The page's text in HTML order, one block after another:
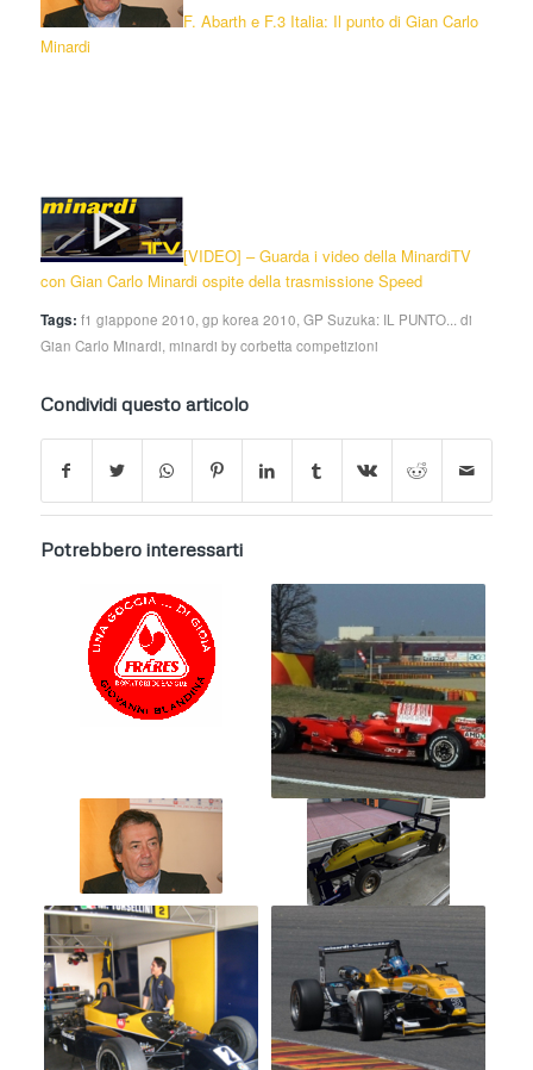
F. Abarth e F.3 Italia: Il punto di Gian Carlo
Minardi
[VIDEO] – Guarda i video della MinardiTV
con Gian Carlo Minardi ospite della trasmissione Speed
Tags: f1 giappone 2010,gp korea 2010,GP Suzuka: IL PUNTO... di
Gian Carlo Minardi, minardi by corbetta competizioni
Condividi questo articolo
Potrebbero interessarti